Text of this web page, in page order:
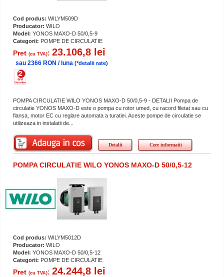
Cod produs: WILYM509D
Producator: WILO
Model: YONOS MAXO-D 50/0,5-9
Categorii: POMPE DE CIRCULATIE
Pret (cu TVA): 23.106,8 lei
sau 2366 RON / luna (*detalii rate)
POMPA CIRCULATIE WILO YONOS MAXO-D 50/0,5-9 - DETALII Pompa de
circulatie YONOS MAXO-D este o pompa cu rotor umed, cu racord filetat sau cu
flansa, motor EC cu reglare automata a turatiei. Aceste pompe de circulatie se
utilizeaza in instalatii de...
Detalii Cere informatii
POMPA CIRCULATIE WILO YONOS MAXO-D 50/0,5-12
Cod produs: WILYM5012D
Producator: WILO
Model: YONOS MAXO-D 50/0,5-12
Categorii: POMPE DE CIRCULATIE
Pret (cu TVA): 24.244,8 lei